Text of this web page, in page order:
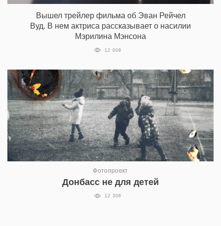
Вышел трейлер фильма об Эван Рейчел
Вуд. В нем актриса рассказывает о насилии
Мэрилина Мэнсона
12 008
Фотопроект
Донбасс не для детей
12 308